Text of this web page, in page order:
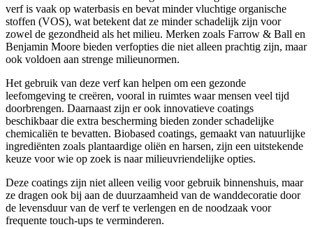
verf is vaak op waterbasis en bevat minder vluchtige organische
stoffen (VOS), wat betekent dat ze minder schadelijk zijn voor
zowel de gezondheid als het milieu. Merken zoals Farrow & Ball en
Benjamin Moore bieden verfopties die niet alleen prachtig zijn, maar
ook voldoen aan strenge milieunormen.
Het gebruik van deze verf kan helpen om een gezonde
leefomgeving te creëren, vooral in ruimtes waar mensen veel tijd
doorbrengen. Daarnaast zijn er ook innovatieve coatings
beschikbaar die extra bescherming bieden zonder schadelijke
chemicaliën te bevatten. Biobased coatings, gemaakt van natuurlijke
ingrediënten zoals plantaardige oliën en harsen, zijn een uitstekende
keuze voor wie op zoek is naar milieuvriendelijke opties.
Deze coatings zijn niet alleen veilig voor gebruik binnenshuis, maar
ze dragen ook bij aan de duurzaamheid van de wanddecoratie door
de levensduur van de verf te verlengen en de noodzaak voor
frequente touch-ups te verminderen.